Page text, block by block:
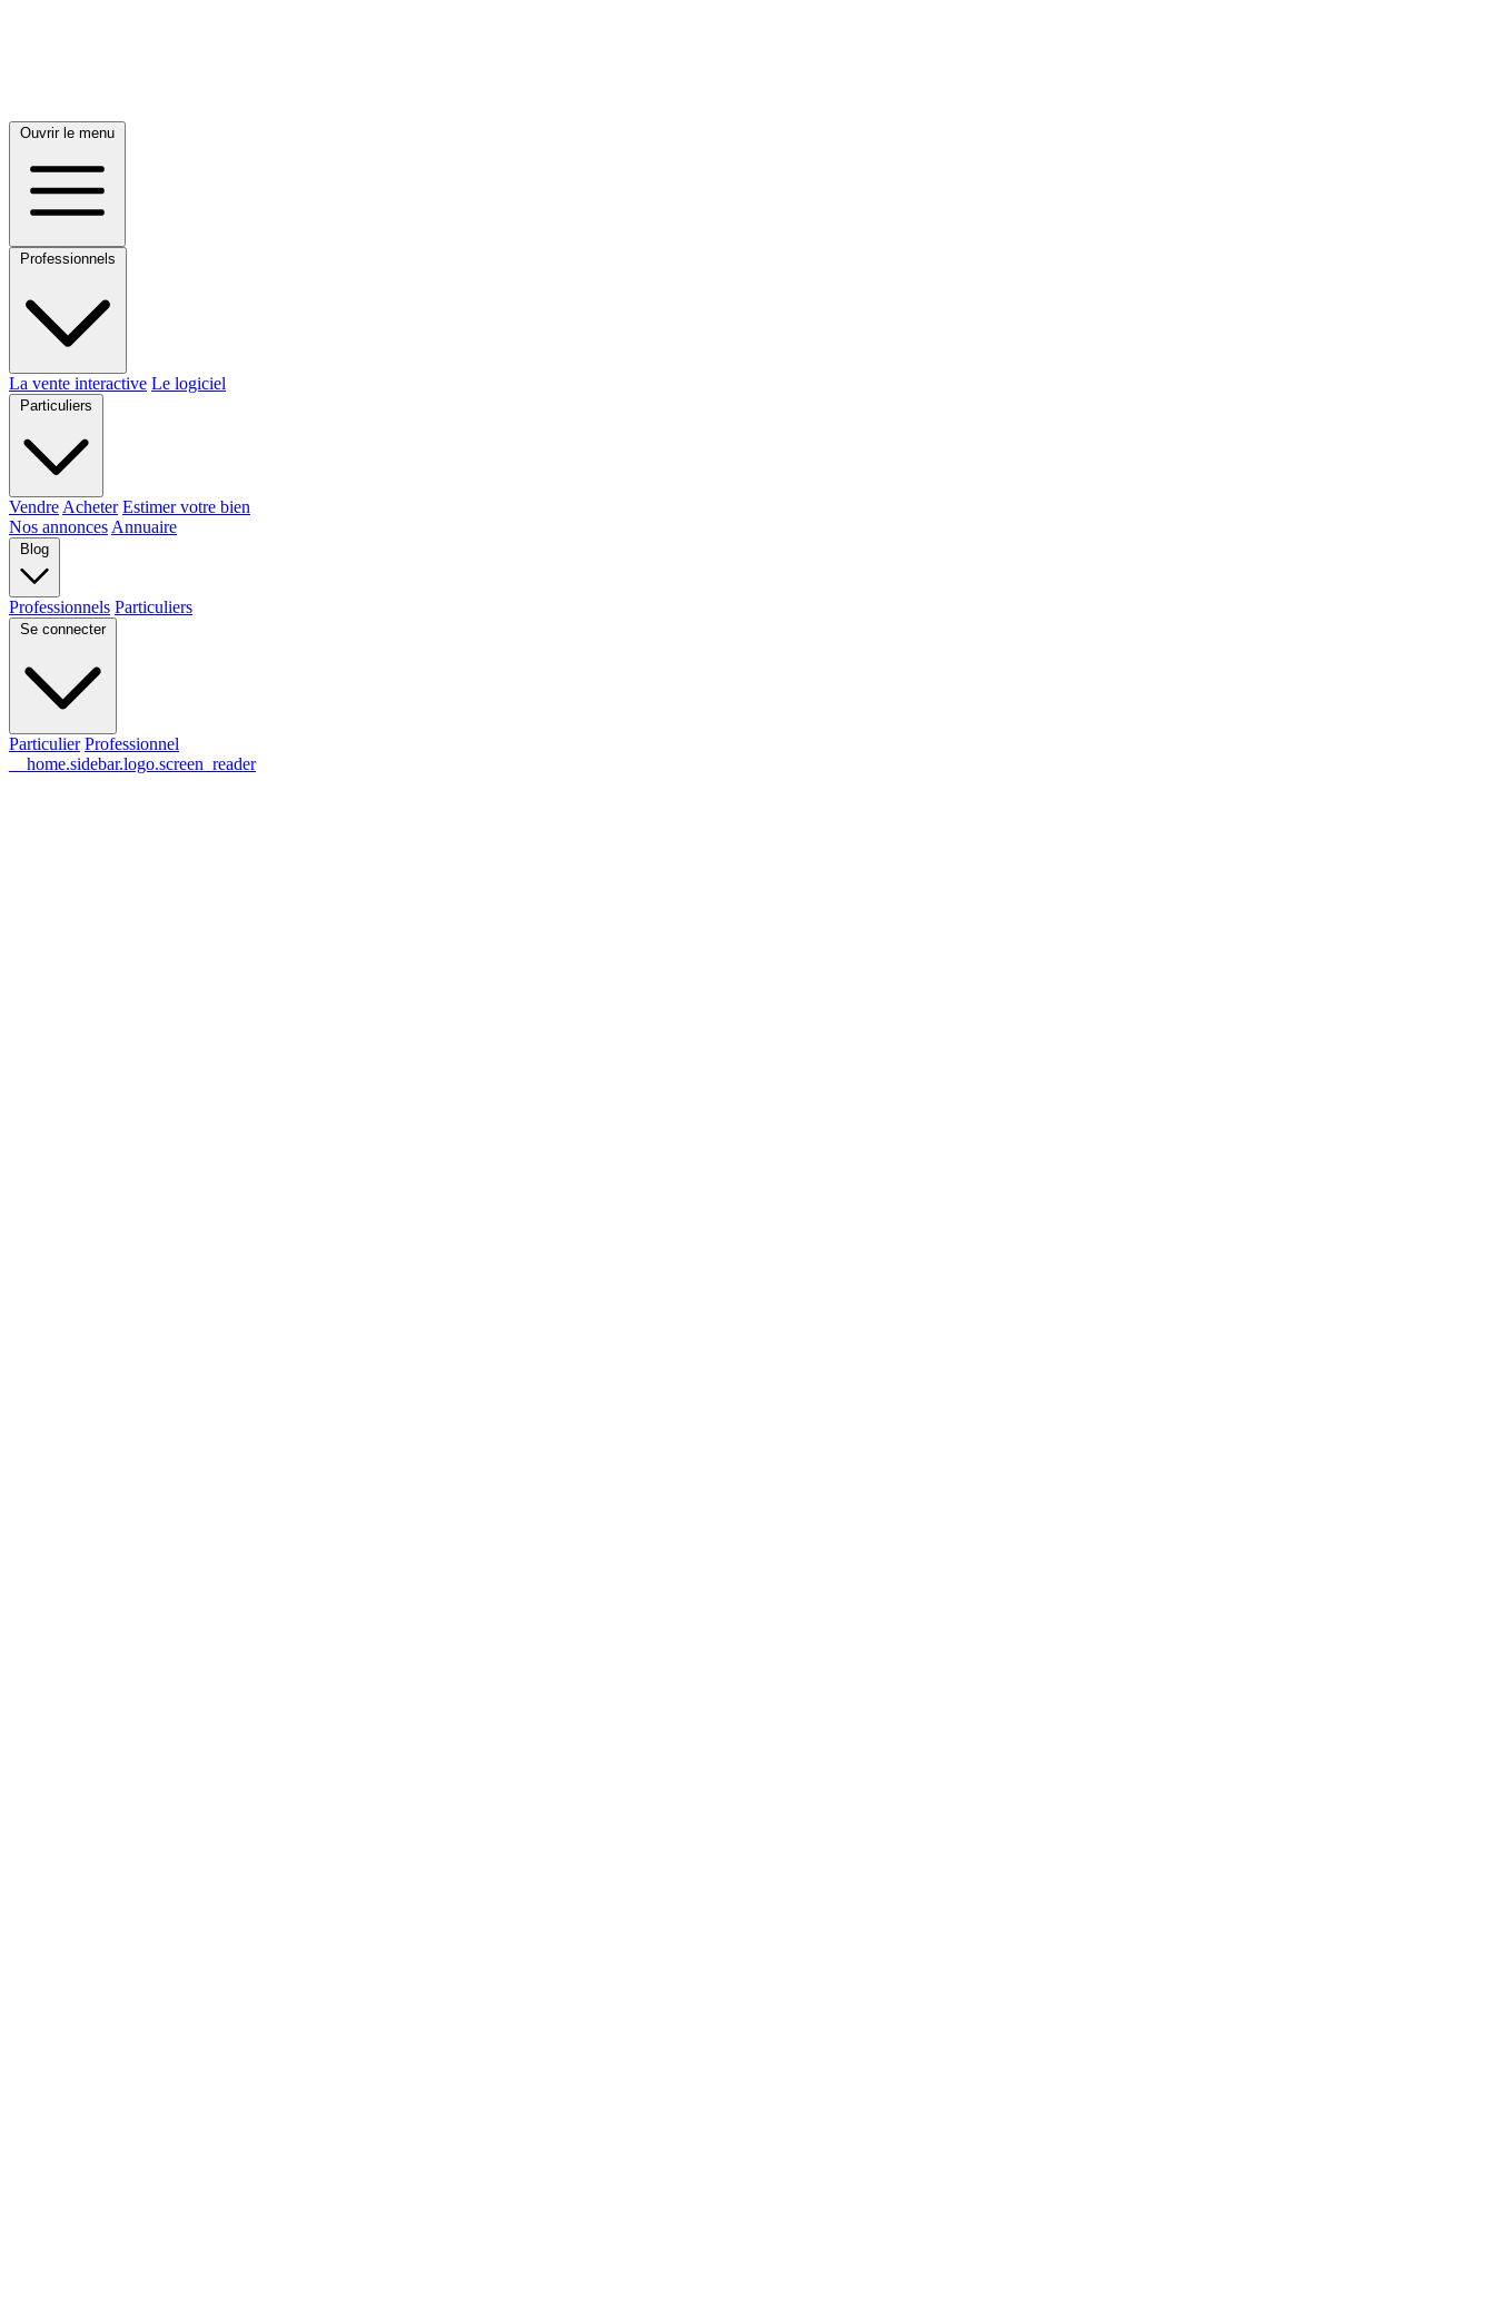
Ouvrir le menu
Professionnels
La vente interactive Le logiciel
Particuliers
Vendre Acheter Estimer votre bien
Nos annonces Annuaire
Blog
Professionnels Particuliers
Se connecter
Particulier Professionnel
__home.sidebar.logo.screen_reader